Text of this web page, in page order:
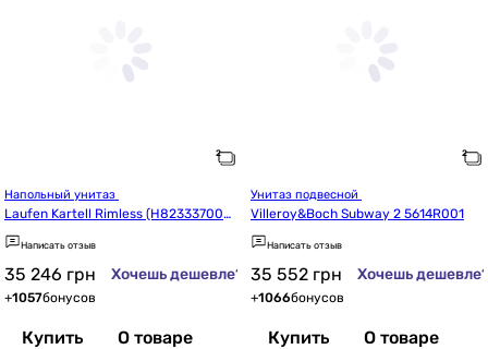
Laufen Kartell Rimless (H823337000
0001_H8913330000001)
Написать отзыв
35 246 грн Хочешь дешевле?
+1057бонусов
Купить О товаре
Villeroy&Boch Subway 2 5614R001
Написать отзыв
35 552 грн Хочешь
+1066бонусов
Купить О товаре